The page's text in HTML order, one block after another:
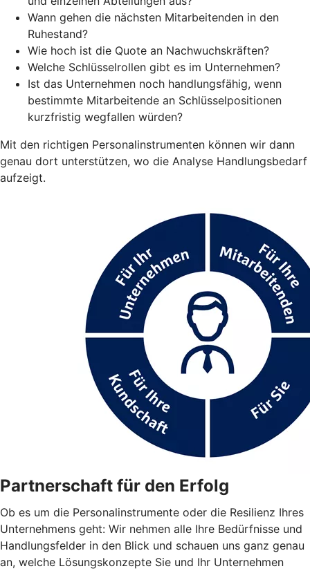
Wann gehen die nächsten Mitarbeitenden in den
Ruhestand?
Wie hoch ist die Quote an Nachwuchskräften?
Welche Schlüsselrollen gibt es im Unternehmen?
Ist das Unternehmen noch handlungsfähig, wenn
bestimmte Mitarbeitende an Schlüsselpositionen
kurzfristig wegfallen würden?
Mit den richtigen Personalinstrumenten können wir dann
genau dort unterstützen, wo die Analyse Handlungsbedarf
aufzeigt.
Partnerschaft für den Erfolg
Ob es um die Personalinstrumente oder die Resilienz Ihres
Unternehmens geht: Wir nehmen alle Ihre Bedürfnisse und
Handlungsfelder in den Blick und schauen uns ganz genau
an, welche Lösungskonzepte Sie und Ihr Unternehmen